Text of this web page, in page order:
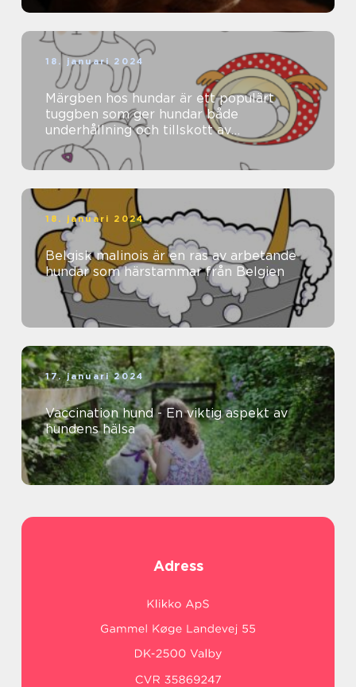
18. januari 2024
Märgben hos hundar är ett populärt
tuggben som ger hundar både
underhållning och tillskott av
näringsämnen
18. januari 2024
Belgisk malinois är en ras av arbetande
hundar som härstammar från Belgien
17. januari 2024
Vaccination hund - En viktig aspekt av
hundens hälsa
Adress